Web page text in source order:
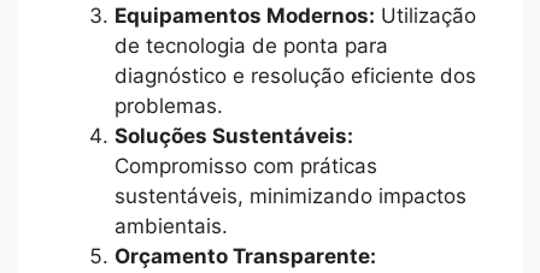
Equipamentos Modernos: Utilização
de tecnologia de ponta para
diagnóstico e resolução eficiente dos
problemas.
Soluções Sustentáveis:
Compromisso com práticas
sustentáveis, minimizando impactos
ambientais.
Orçamento Transparente: